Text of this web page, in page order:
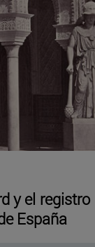
y el registro
España